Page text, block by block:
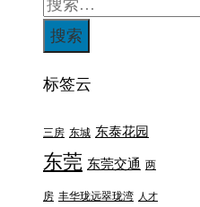
标签云
三房 东城 东泰花园
东莞 东莞交通 两
房 丰华珑远翠珑湾 人才